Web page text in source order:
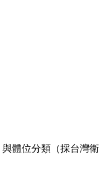
體位分類（採台灣衛